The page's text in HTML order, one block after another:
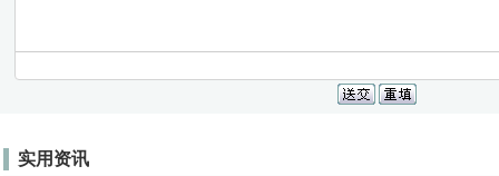
实用资讯